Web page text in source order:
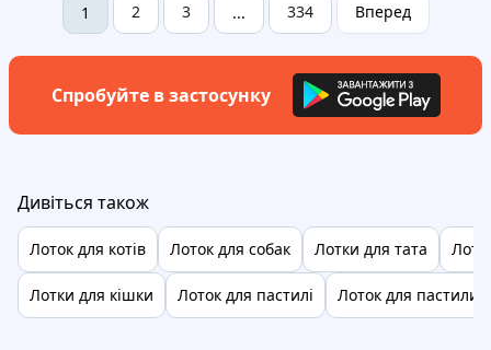
1 2 3 ... 334 Вперед
Спробуйте в застосунку
Дивіться також
Лоток для котів Лоток для собак Лотки для тата
Лотки для кішки Лоток для пастилі Лоток для пастили